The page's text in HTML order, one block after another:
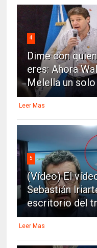
4
Dime con
eres: Ahora
Melella un
Leer Mas
5
(Vídeo) El
Sebastián
escritorio del
Leer Mas